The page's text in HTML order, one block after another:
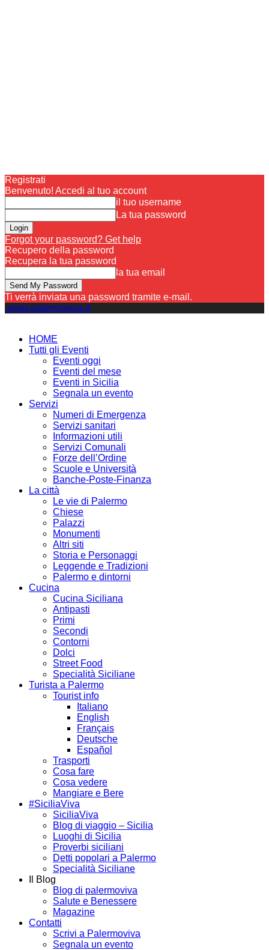
Registrati
Benvenuto! Accedi al tuo account
il tuo username
La tua password
Forgot your password? Get help
Recupero della password
Recupera la tua password
la tua email
Ti verrà inviata una password tramite e-mail.
www.palermoviva.it
HOME
Tutti gli Eventi
Eventi oggi
Eventi del mese
Eventi in Sicilia
Segnala un evento
Servizi
Numeri di Emergenza
Servizi sanitari
Informazioni utili
Servizi Comunali
Forze dell’Ordine
Scuole e Università
Banche-Poste-Finanza
La città
Le vie di Palermo
Chiese
Palazzi
Monumenti
Altri siti
Storia e Personaggi
Leggende e Tradizioni
Palermo e dintorni
Cucina
Cucina Siciliana
Antipasti
Primi
Secondi
Contorni
Dolci
Street Food
Specialità Siciliane
Turista a Palermo
Tourist info
Italiano
English
Français
Deutsche
Español
Trasporti
Cosa fare
Cosa vedere
Mangiare e Bere
#SiciliaViva
SiciliaViva
Blog di viaggio – Sicilia
Luoghi di Sicilia
Proverbi siciliani
Detti popolari a Palermo
Specialità Siciliane
Il Blog
Blog di palermoviva
Salute e Benessere
Magazine
Contatti
Scrivi a Palermoviva
Segnala un evento